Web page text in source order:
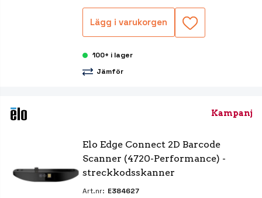
Lägg i varukorgen
100+ i lager
Jämför
Kampanj
Elo Edge Connect 2D Barcode
Scanner (4720-Performance) -
streckkodsskanner
Art.nr: E384627